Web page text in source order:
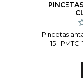
Pincetas
15